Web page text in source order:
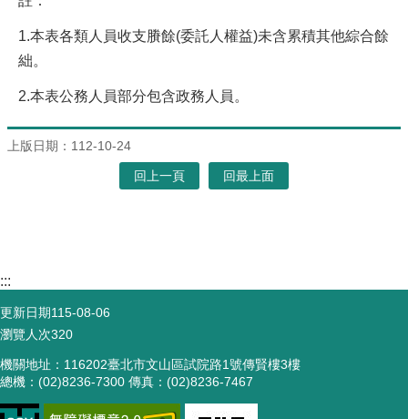
1.本表各類人員收支賸餘(委託人權益)未含累積其他綜合餘
絀。
2.本表公務人員部分包含政務人員。
上版日期：112-10-24
回上一頁 回最上面
:::
更新日期115-08-06
瀏覽人次320
機關地址：116202臺北市文山區試院路1號傳賢樓3樓
總機：(02)8236-7300 傳真：(02)8236-7467